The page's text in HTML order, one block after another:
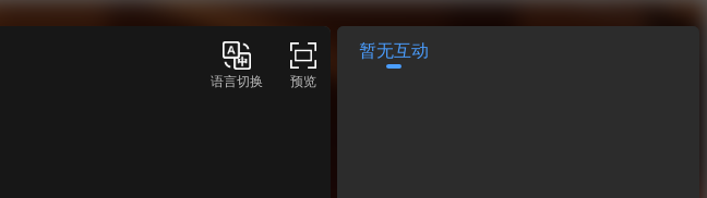
语言切换 预览
暂无互动